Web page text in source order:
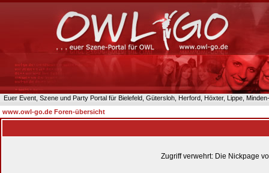
Euer Event, Szene und Party Portal für Bielefeld, Gütersloh, Herford, Höxter, Lippe,
www.owl-go.de Foren-übersicht
Zugriff verwehrt: Die Nickpage